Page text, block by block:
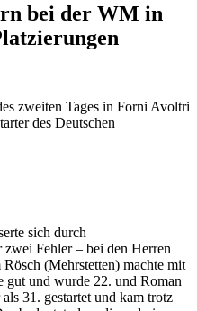
bei der WM in
zweiten Tages in Forni Avoltri
des Deutschen
sich durch
zwei Fehler – bei den Herren
(Mehrstetten) machte mit
gut und wurde 22. und Roman
31. gestartet und kam trotz